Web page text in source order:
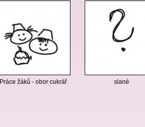
Práce žáků - obor cukrář slané